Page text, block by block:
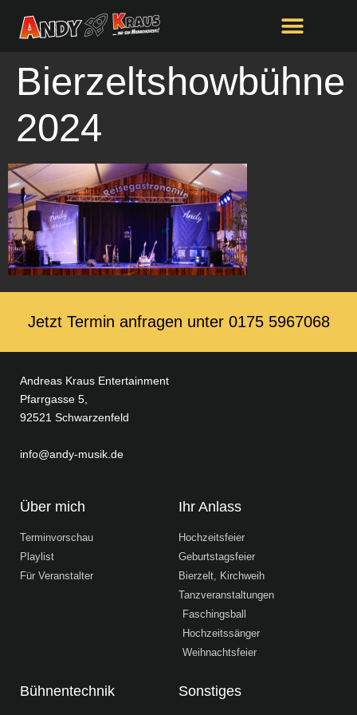
springen
Bierzeltshowbühne
2024
Jetzt Termin anfragen unter ‭0175 5967068‬
Andreas Kraus Entertainment
Pfarrgasse 5,
92521 Schwarzenfeld
info@andy-musik.de
Über mich
Terminvorschau
Playlist
Für Veranstalter
Ihr Anlass
Hochzeitsfeier
Geburtstagsfeier
Bierzelt, Kirchweih
Tanzveranstaltungen
Faschingsball
Hochzeitssänger
Weihnachtsfeier
Bühnentechnik Sonstiges